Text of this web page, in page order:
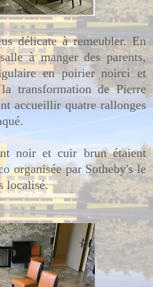
délicate à remeubler. En
à manger des parents,
en poirier noirci et
transformation de Pierre
accueillir quatre rallonges
noir et cuir brun étaient
organisée par Sotheby's le
localisé.